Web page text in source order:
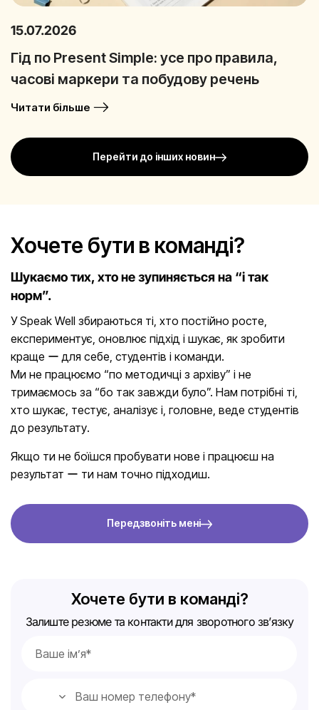
15.07.2026
Гід по Present Simple: усе про правила,
часові маркери та побудову речень
Читати більше
Перейти до інших новин
Хочете бути в команді?
Шукаємо тих, хто не зупиняється на “і так
норм”.
У Speak Well збираються ті, хто постійно росте,
експериментує, оновлює підхід і шукає, як зробити
краще ー для себе, студентів і команди.
Ми не працюємо “по методичці з архіву” і не
тримаємось за “бо так завжди було”. Нам потрібні ті,
хто шукає, тестує, аналізує і, головне, веде студентів
до результату.
Якщо ти не боїшся пробувати нове і працюєш на
результат ー ти нам точно підходиш.
Передзвоніть мені
Хочете бути в команді?
Залиште резюме та контакти для зворотного зв’язку